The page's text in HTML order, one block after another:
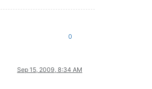
0
Sep 15, 2009, 8:34 AM